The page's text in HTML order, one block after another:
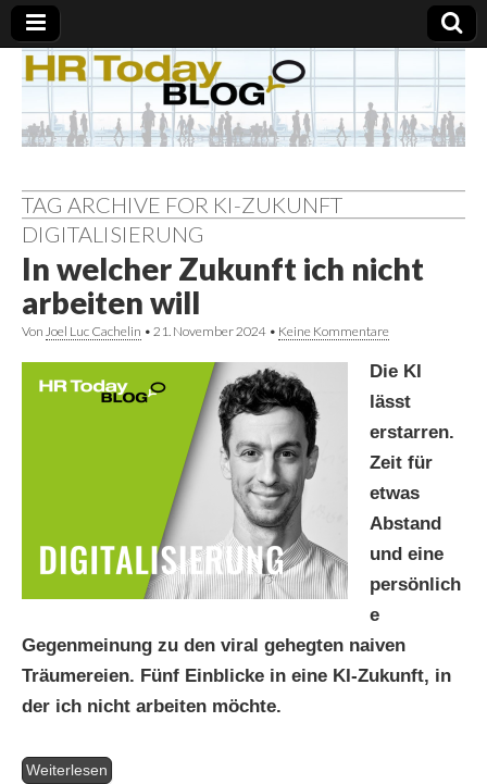
TAG ARCHIVE FOR KI-ZUKUNFT
DIGITALISIERUNG
In welcher Zukunft ich nicht
arbeiten will
Von Joel Luc Cachelin • 21. November 2024 • Keine Kommentare
Die KI
lässt
erstarren.
Zeit für
etwas
Abstand
und eine
persönlich
e
Gegenmeinung zu den viral gehegten naiven
Träumereien. Fünf Einblicke in eine KI-Zukunft, in
der ich nicht arbeiten möchte.
Weiterlesen